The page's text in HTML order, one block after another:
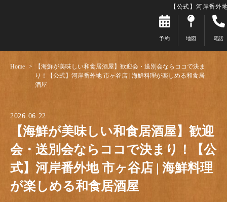
【公式】河岸番外
予約 地図 電話
Home
【海鮮が美味しい和食居酒屋】歓迎会・送別会ならココで決ま
り！【公式】河岸番外地 市ヶ谷店 | 海鮮料理が楽しめる和食居
酒屋
2026.06.22
【海鮮が美味しい和食居酒屋】歓迎
会・送別会ならココで決まり！【公
式】河岸番外地 市ヶ谷店 | 海鮮料理
が楽しめる和食居酒屋